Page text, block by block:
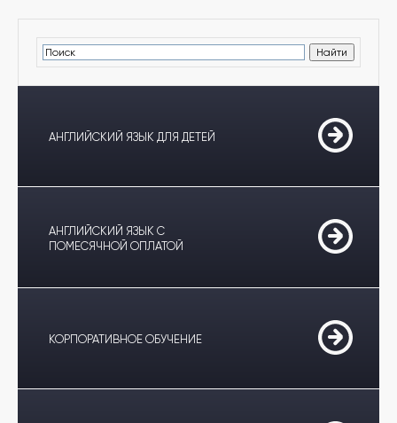
школу
АНГЛИЙСКИЙ ЯЗЫК ДЛЯ ДЕТЕЙ
АНГЛИЙСКИЙ ЯЗЫК С
ПОМЕСЯЧНОЙ ОПЛАТОЙ
КОРПОРАТИВНОЕ ОБУЧЕНИЕ